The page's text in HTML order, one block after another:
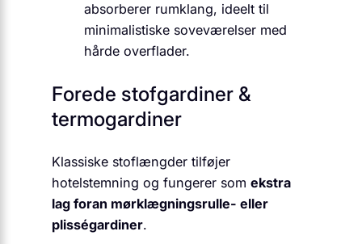
absorberer rumklang, ideelt til
minimalistiske soveværelser med
hårde overflader.
Forede stofgardiner &
termogardiner
Klassiske stoflængder tilføjer
hotelstemning og fungerer som ekstra
lag foran mørklægningsrulle- eller
plisségardiner.